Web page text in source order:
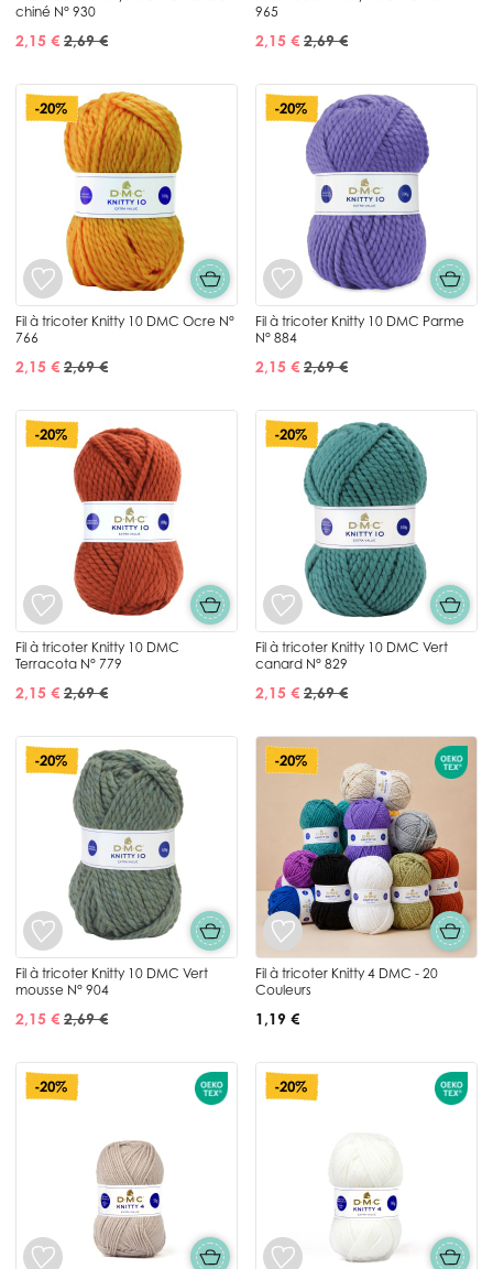
chiné N° 930
2,15 € 2,69 €
965
2,15 € 2,69 €
-20%
Fil à tricoter Knitty 10 DMC Ocre N°
766
2,15 € 2,69 €
-20%
Fil à tricoter Knitty 10 DMC Parme
N° 884
2,15 € 2,69 €
-20%
Fil à tricoter Knitty 10 DMC
Terracota N° 779
2,15 € 2,69 €
-20%
Fil à tricoter Knitty 10 DMC Vert
canard N° 829
2,15 € 2,69 €
-20%
Fil à tricoter Knitty 10 DMC Vert
mousse N° 904
2,15 € 2,69 €
-20%
Fil à tricoter Knitty 4 DMC - 20
Couleurs
1,19 €
-20% -20%